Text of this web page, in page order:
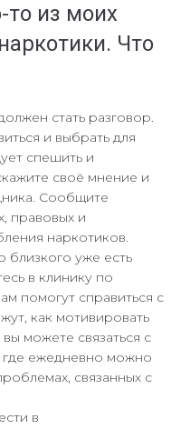
то из моих
Что
стать разговор.
и выбрать для
спешить и
своё мнение и
Сообщите
правовых и
наркотиков.
уже есть
в клинику по
помогут справиться с
как мотивировать
можете связаться с
где ежедневно можно
связанных с
в